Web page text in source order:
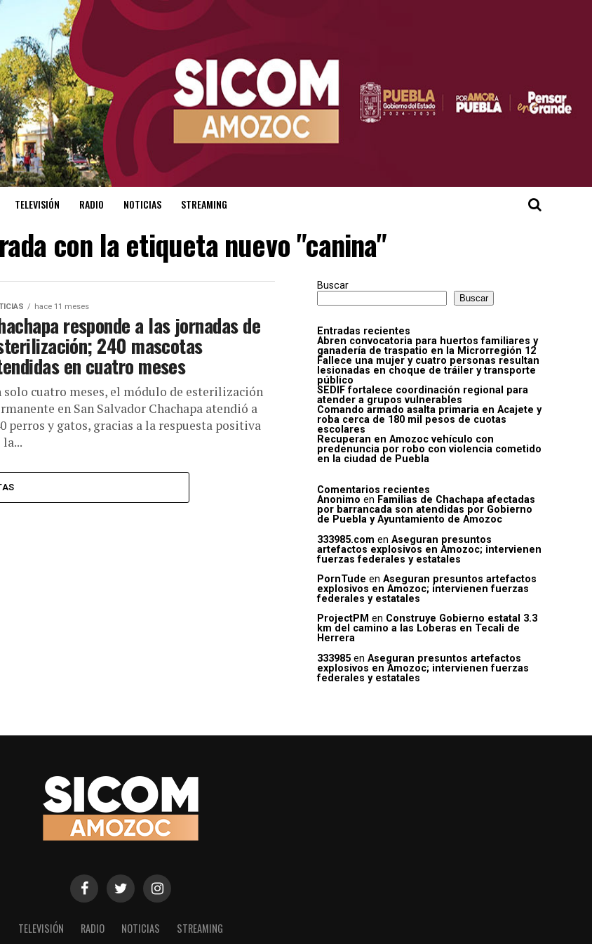
TELEVISIÓN RADIO NOTICIAS STREAMING
con la etiqueta nuevo "canina"
hace 11 meses
responde a las jornadas de
240 mascotas
en cuatro meses
solo cuatro meses, el módulo de esterilización
en San Salvador Chachapa atendió a
perros y gatos, gracias a la respuesta positiva
la...
Buscar
Buscar
Entradas recientes
Abren convocatoria para huertos familiares y
ganadería de traspatio en la Microrregión 12
Fallece una mujer y cuatro personas resultan
lesionadas en choque de tráiler y transporte
público
SEDIF fortalece coordinación regional para
atender a grupos vulnerables
Comando armado asalta primaria en Acajete y
roba cerca de 180 mil pesos de cuotas
escolares
Recuperan en Amozoc vehículo con
predenuncia por robo con violencia cometido
en la ciudad de Puebla
Comentarios recientes
Anonimo en Familias de Chachapa afectadas
por barrancada son atendidas por Gobierno
de Puebla y Ayuntamiento de Amozoc
333985.com en Aseguran presuntos
artefactos explosivos en Amozoc; intervienen
fuerzas federales y estatales
PornTude en Aseguran presuntos artefactos
explosivos en Amozoc; intervienen fuerzas
federales y estatales
ProjectPM en Construye Gobierno estatal 3.3
km del camino a las Loberas en Tecali de
Herrera
333985 en Aseguran presuntos artefactos
explosivos en Amozoc; intervienen fuerzas
federales y estatales
TELEVISIÓN RADIO NOTICIAS STREAMING